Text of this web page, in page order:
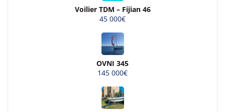
Voilier TDM – Fijian 46
45 000€
OVNI 345
145 000€